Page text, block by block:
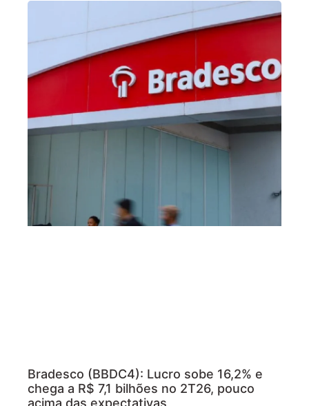
Bradesco (BBDC4): Lucro sobe 16,2% e
chega a R$ 7,1 bilhões no 2T26, pouco
acima das expectativas